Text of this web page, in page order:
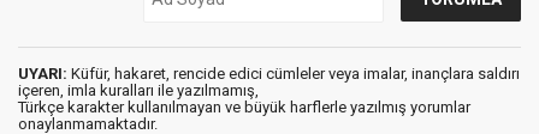
UYARI: Küfür, hakaret, rencide edici cümleler veya imalar, inançlara saldırı
içeren, imla kuralları ile yazılmamış,
Türkçe karakter kullanılmayan ve büyük harflerle yazılmış yorumlar
onaylanmamaktadır.